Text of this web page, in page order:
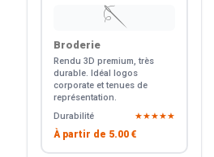
🪡
Broderie
Rendu 3D premium, très
durable. Idéal logos
corporate et tenues de
représentation.
Durabilité
★★★★★
À partir de 5.00 €